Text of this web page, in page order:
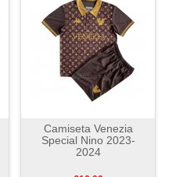
Camiseta Venezia
Special Nino 2023-
2024